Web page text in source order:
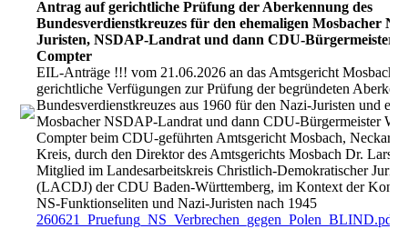
Antrag auf gerichtliche Prüfung der Aberkennung des
Bundesverdienstkreuzes für den ehemaligen Mosbacher
Juristen, NSDAP-Landrat und dann CDU-Bürgermeister
Compter
EIL-Anträge !!! vom 21.06.2026 an das Amtsgericht Mosbach
gerichtliche Verfügungen zur Prüfung der begründeten
Bundesverdienstkreuzes aus 1960 für den Nazi-Juristen und
Mosbacher NSDAP-Landrat und dann CDU-Bürgermeister
Compter beim CDU-geführten Amtsgericht Mosbach, Neckar-
Kreis, durch den Direktor des Amtsgerichts Mosbach Dr. Lars
Mitglied im Landesarbeitskreis Christlich-Demokratischer
(LACDJ) der CDU Baden-Württemberg, im Kontext der
NS-Funktionseliten und Nazi-Juristen nach 1945
260621_Pruefung_NS_Verbrechen_gegen_Polen_BLIND.pdf